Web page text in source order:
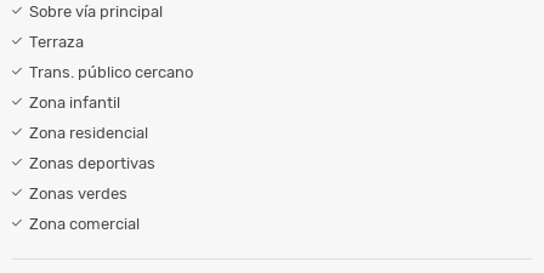
Sobre vía principal
Terraza
Trans. público cercano
Zona infantil
Zona residencial
Zonas deportivas
Zonas verdes
Zona comercial